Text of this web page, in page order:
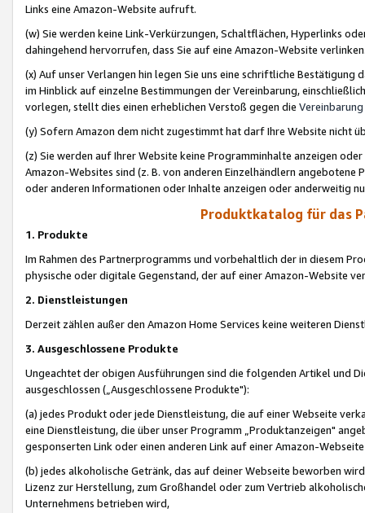
Links eine Amazon-Website aufruft.
(w) Sie werden keine Link-Verkürzungen, Schaltflächen, Hyperlinks
dahingehend hervorrufen, dass Sie auf eine Amazon-Website
(x) Auf unser Verlangen hin legen Sie uns eine schriftliche
im Hinblick auf einzelne Bestimmungen der Vereinbarung,
vorlegen, stellt dies einen erheblichen Verstoß gegen die Vereinbarung
(y) Sofern Amazon dem nicht zugestimmt hat darf Ihre Website nicht
(z) Sie werden auf Ihrer Website keine Programminhalte anzeigen
Amazon-Websites sind (z. B. von anderen Einzelhändlern
oder anderen Informationen oder Inhalte anzeigen oder anderweitig
Produktkatalog für das
1. Produkte
Im Rahmen des Partnerprogramms und vorbehaltlich der in diesem
physische oder digitale Gegenstand, der auf einer Amazon-Website
2. Dienstleistungen
Derzeit zählen außer den Amazon Home Services keine weiteren
3. Ausgeschlossene Produkte
Ungeachtet der obigen Ausführungen sind die folgenden Artikel und
ausgeschlossen („Ausgeschlossene Produkte"):
(a) jedes Produkt oder jede Dienstleistung, die auf einer Webseite
eine Dienstleistung, die über unser Programm „Produktanzeigen"
gesponserten Link oder einen anderen Link auf einer Amazon-
(b) jedes alkoholische Getränk, das auf deiner Webseite beworben
Lizenz zur Herstellung, zum Großhandel oder zum Vertrieb
Unternehmens betrieben wird,